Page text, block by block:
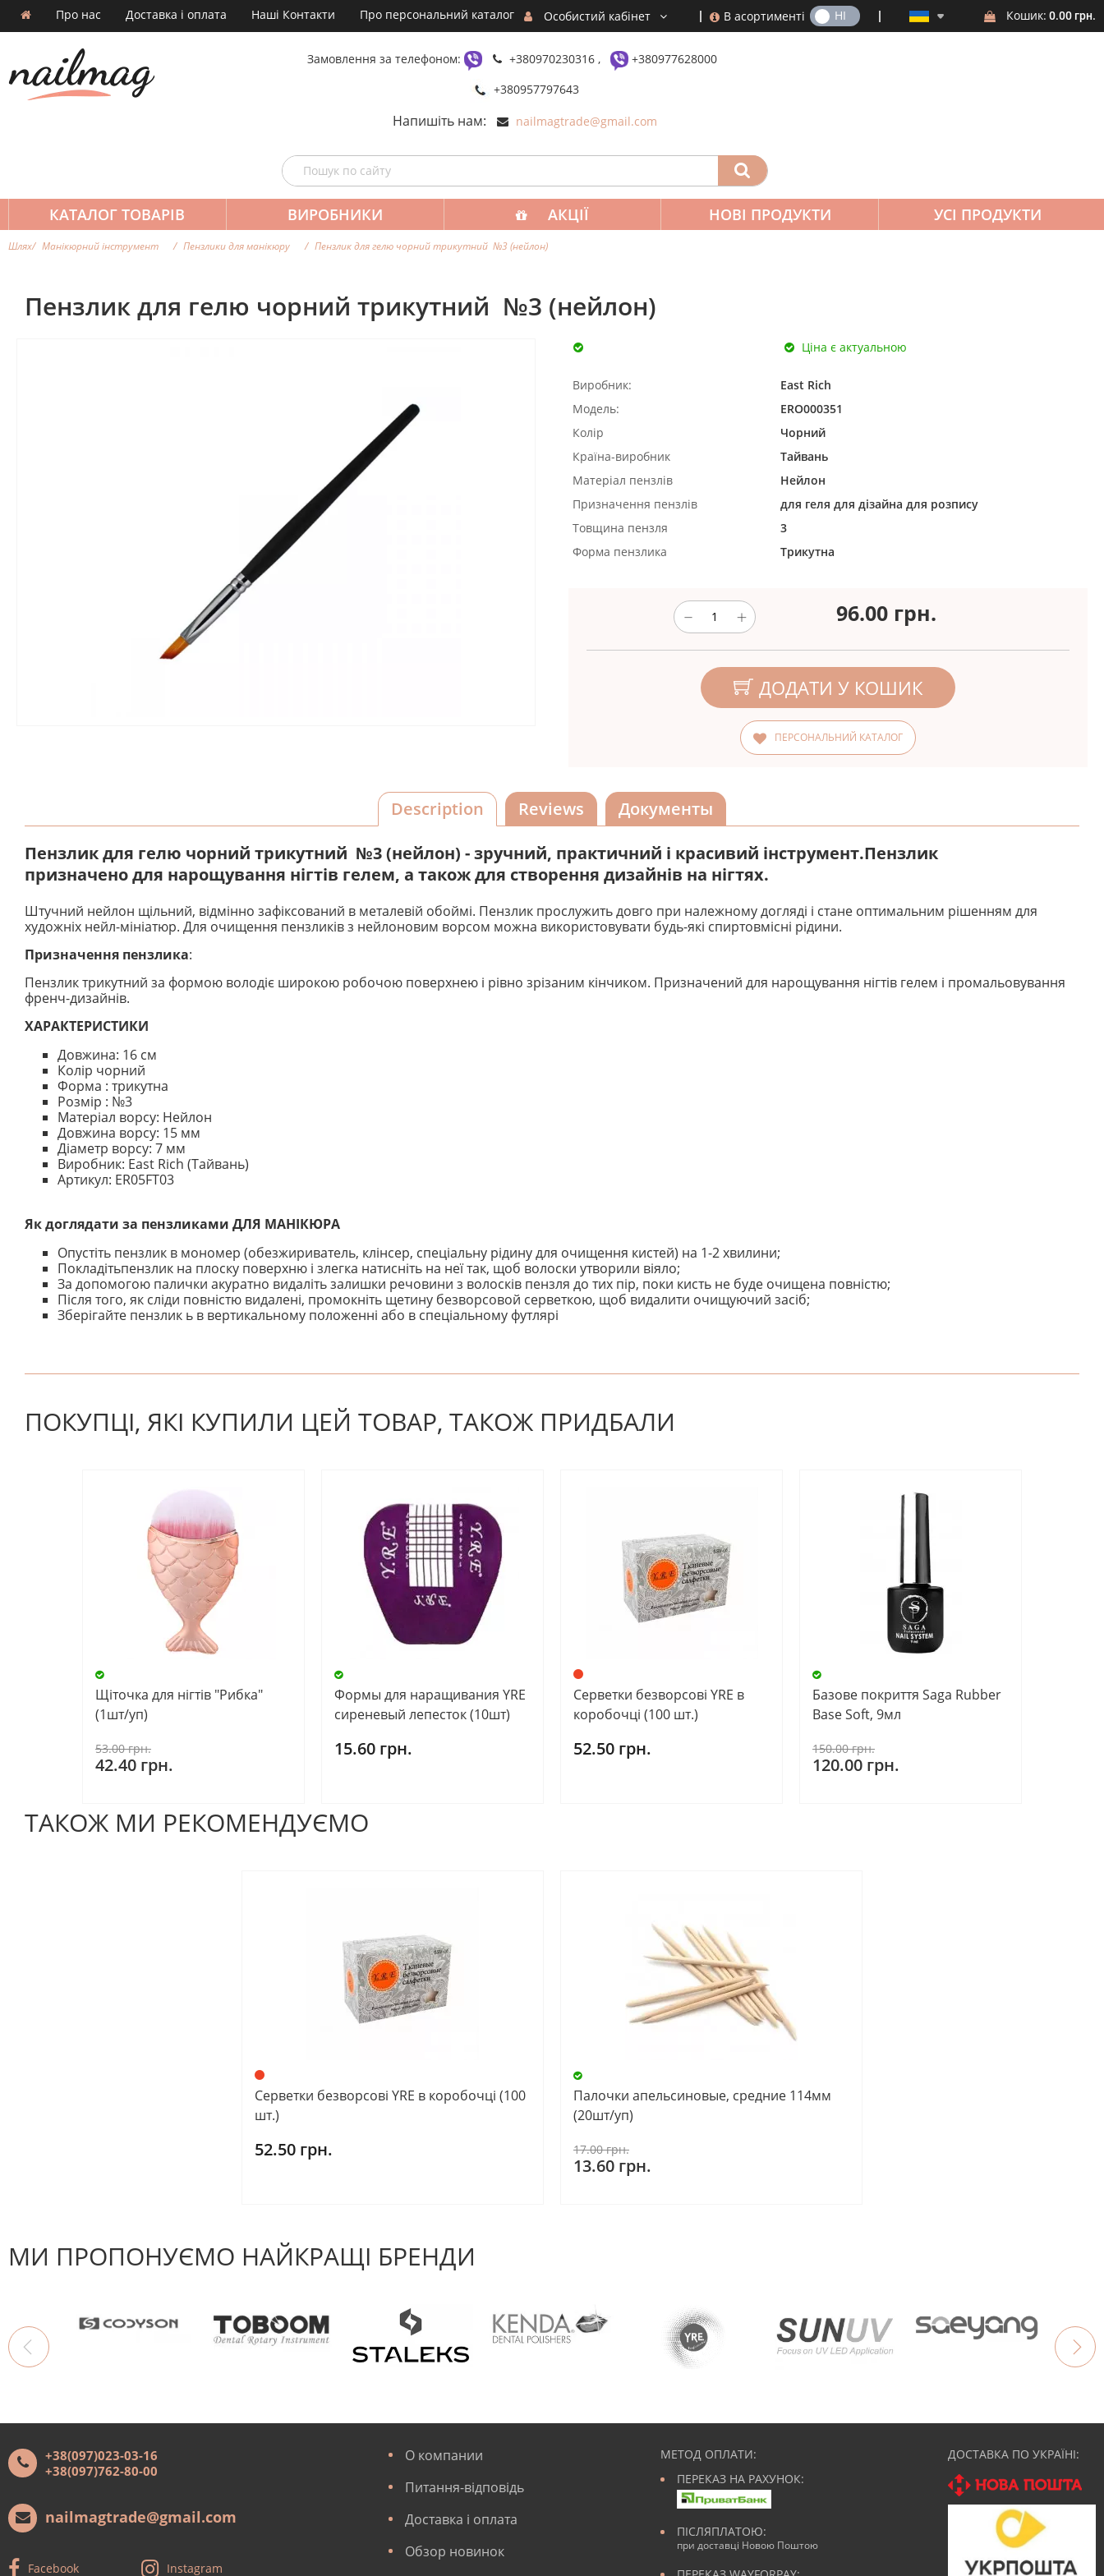
Про нас Доставка і оплата Наші Контакти Про персональний каталог Кошик: 0.00 грн.
В асортименті
ТАК НІ
Особистий кабінет
Замовлення за телефоном: +380970230316 ,
+380977628000
+380957797643
Напишіть нам: nailmagtrade@gmail.com
КАТАЛОГ ТОВАРІВ ВИРОБНИКИ АКЦІЇ НОВІ ПРОДУКТИ УСІ ПРОДУКТИ
Шлях Манікюрний інструмент Пензлики для манікюру Пензлик для гелю чорний трикутний №3 (нейлон)
Пензлик для гелю чорний трикутний №3 (нейлон)
Ціна є актуальною
Виробник:
East Rich
Модель:
ERO000351
Колір
Чорний
Країна-виробник
Тайвань
Матеріал пензлів
Нейлон
Призначення пензлів
для геля для дізайна для розпису
Товщина пензля
3
Форма пензлика
Трикутна
96.00 грн.
ДОДАТИ У КОШИК
ПЕРСОНАЛЬНИЙ КАТАЛОГ
Description Reviews
Документы
Пензлик для гелю чорний трикутний №3 (нейлон) - зручний, практичний і красивий інструмент.Пензлик
призначено для нарощування нігтів гелем, а також для створення дизайнів на нігтях.
Штучний нейлон щільний, відмінно зафіксований в металевій обоймі. Пензлик прослужить довго при належному догляді і стане оптимальним рішенням для
художніх нейл-мініатюр. Для очищення пензликів з нейлоновим ворсом можна використовувати будь-які спиртовмісні рідини.
Призначення пензлика:
Пензлик трикутний за формою володіє широкою робочою поверхнею і рівно зрізаним кінчиком. Призначений для нарощування нігтів гелем і промальовування
френч-дизайнів.
ХАРАКТЕРИСТИКИ
Довжина: 16 cм
Колір чорний
Форма : трикутна
Розмір : №3
Матеріал ворсу: Нейлон
Довжина ворсу: 15 мм
Діаметр ворсу: 7 мм
Виробник: East Rich (Тайвань)
Артикул: ER05FT03
Як доглядати за пензликами ДЛЯ МАНІКЮРА
Опустіть пензлик в мономер (обезжириватель, клінсер, спеціальну рідину для очищення кистей) на 1-2 хвилини;
Покладітьпензлик на плоску поверхню і злегка натисніть на неї так, щоб волоски утворили віяло;
За допомогою палички акуратно видаліть залишки речовини з волосків пензля до тих пір, поки кисть не буде очищена повністю;
Після того, як сліди повністю видалені, промокніть щетину безворсовой серветкою, щоб видалити очищуючий засіб;
Зберігайте пензлик ь в вертикальному положенні або в спеціальному футлярі
На даний час немає відгуків. Ви можете стати першим! Будьте першим, хто напише відгук.
ПОКУПЦІ, ЯКІ КУПИЛИ ЦЕЙ ТОВАР, ТАКОЖ ПРИДБАЛИ
Щіточка для нігтів "Рибка"
(1шт/уп)
53.00 грн.
42.40 грн.
Формы для наращивания YRE
сиреневый лепесток (10шт)
15.60 грн.
Серветки безворсові YRE в
коробочці (100 шт.)
52.50 грн.
Базове покриття Saga Rubber
Base Soft, 9мл
150.00 грн.
120.00 грн.
ТАКОЖ МИ РЕКОМЕНДУЄМО
Серветки безворсові YRE в коробочці (100
шт.)
52.50 грн.
​​​​​​​Палочки апельсиновые, средние 114мм
(20шт/уп)
17.00 грн.
13.60 грн.
МИ ПРОПОНУЄМО НАЙКРАЩІ БРЕНДИ
+38(097)023-03-16
+38(097)762-80-00
nailmagtrade@gmail.com
Facebook Instagram
О компании
Питання-відповідь
Доставка і оплата
Обзор новинок
МЕТОД ОПЛАТИ:
ПЕРЕКАЗ НА РАХУНОК:
ПІСЛЯПЛАТОЮ:
при доставці Новою Поштою
ДОСТАВКА ПО УКРАЇНІ: